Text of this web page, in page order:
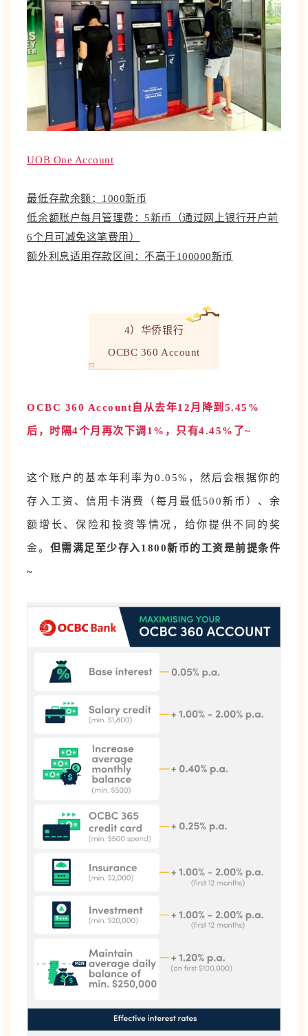
UOB One Account
最低存款余额：1000新币
低余额账户每月管理费：5新币（通过网上银行开户前
6个月可减免这笔费用）
额外利息适用存款区间：不高于100000新币
4）华侨银行
OCBC 360 Account
OCBC 360 Account自从去年12月降到5.45%
后，时隔4个月再次下调1%，只有4.45%了~
这个账户的基本年利率为0.05%，然后会根据你的
存入工资、信用卡消费（每月最低500新币）、余
额增长、保险和投资等情况，给你提供不同的奖
金。 但需满足至少存入1800新币的工资是前提条件
~